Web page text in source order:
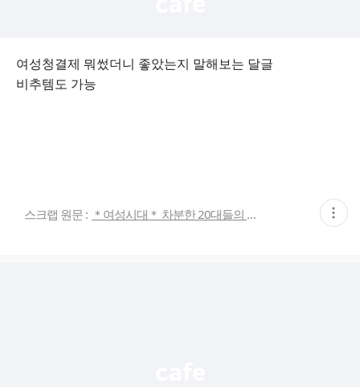
여성청결제 뭐썼더니 좋았는지 말해보는 달글
비추템도 가능
스크랩 원문 : ＊여성시대＊ 차분한 20대들의 알흠다운 공간 현
재